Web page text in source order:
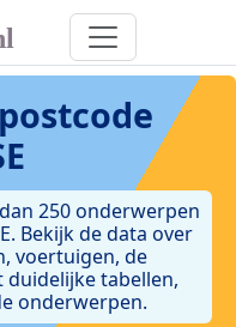
250 onderwerpen
Bekijk de data over
voertuigen, de
duidelijke tabellen,
onderwerpen.